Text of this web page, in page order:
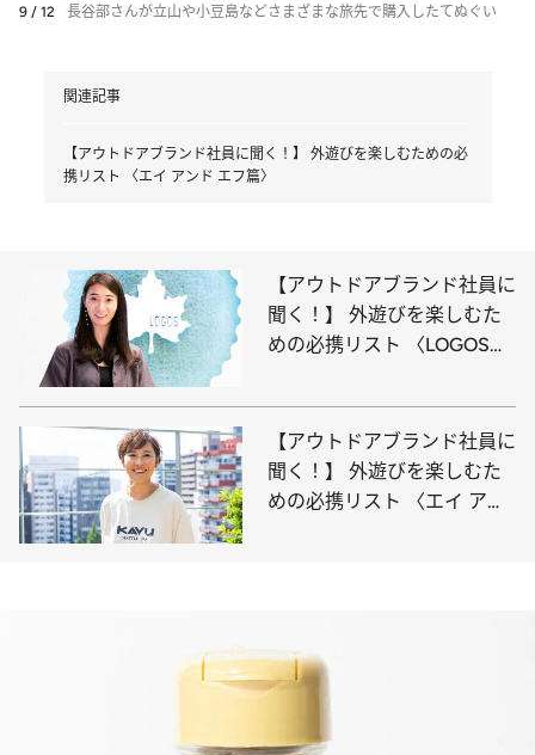
9 / 12 長谷部さんが立山や小豆島などさまざまな旅先で購入したてぬぐい
関連記事
【アウトドアブランド社員に聞く！】 外遊びを楽しむための必
携リスト 〈エイ アンド エフ篇〉
【アウトドアブランド社員に
聞く！】 外遊びを楽しむた
めの必携リスト 〈LOGOS
【アウトドアブランド社員に
聞く！】 外遊びを楽しむた
めの必携リスト 〈エイ アン